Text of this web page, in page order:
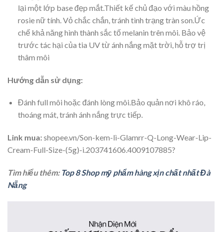
lại một lớp base đẹp mắt.Thiết kế chủ đạo với màu hồng
rosie nữ tính. Vỏ chắc chắn, tránh tình trạng tràn son.Ức
chế khả năng hình thành sắc tố melanin trên môi. Bảo vệ
trước tác hại của tia UV từ ánh nắng mặt trời, hỗ trợ trị
thâm môi
Hướng dẫn sử dụng:
Đánh full môi hoặc đánh lòng môi.Bảo quản nơi khô ráo,
thoáng mát, tránh ánh nắng trực tiếp.
Link mua:shopee.vn/Son-kem-lì-Glamrr-Q-Long-Wear-Lip-
Cream-Full-Size-(5g)-i.203741606.4009107885?
Tìm hiểu thêm: Top 8 Shop mỹ phẩm hàng xịn chất nhất Đà
Nẵng